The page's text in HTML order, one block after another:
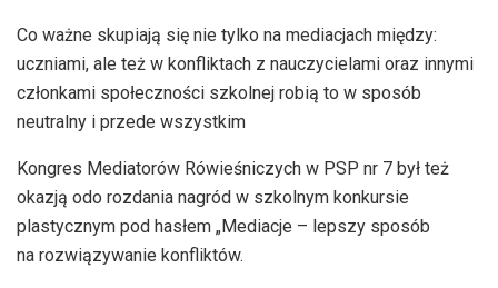
Co ważne skupiają się nie tylko na mediacjach między:
uczniami, ale też w konfliktach z nauczycielami oraz innymi
członkami społeczności szkolnej robią to w sposób
neutralny i przede wszystkim
Kongres Mediatorów Rówieśniczych w PSP nr 7 był też
okazją odo rozdania nagród w szkolnym konkursie
plastycznym pod hasłem „Mediacje – lepszy sposób
na rozwiązywanie konfliktów.